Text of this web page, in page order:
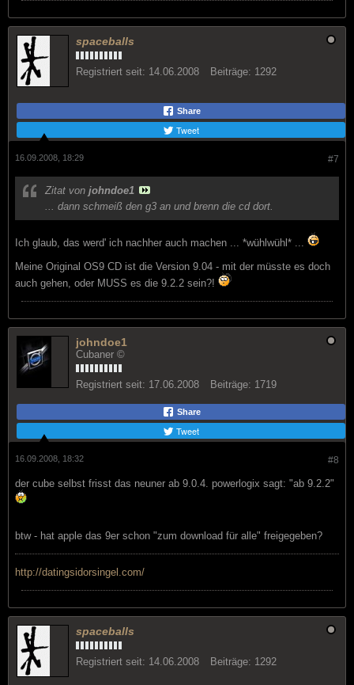
spaceballs
Registriert seit: 14.06.2008 Beiträge: 1292
Share
Tweet
#7
16.09.2008, 18:29
Zitat von johndoe1
... dann schmeiß den g3 an und brenn die cd dort.
Ich glaub, das werd' ich nachher auch machen ... *wühlwühl* ...
Meine Original OS9 CD ist die Version 9.04 - mit der müsste es doch
auch gehen, oder MUSS es die 9.2.2 sein?!
johndoe1
Cubaner ©
Registriert seit: 17.06.2008 Beiträge: 1719
Share
Tweet
#8
16.09.2008, 18:32
der cube selbst frisst das neuner ab 9.0.4. powerlogix sagt: "ab 9.2.2"
btw - hat apple das 9er schon "zum download für alle" freigegeben?
http://datingsidorsingel.com/
spaceballs
Registriert seit: 14.06.2008 Beiträge: 1292